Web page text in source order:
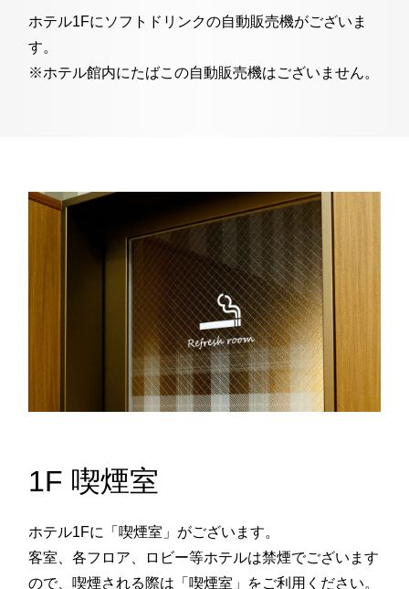
ホテル1Fにソフトドリンクの自動販売機がございま
す。
※ホテル館内にたばこの自動販売機はございません。
1F 喫煙室
ホテル1Fに「喫煙室」がございます。
客室、各フロア、ロビー等ホテルは禁煙でございます
ので、喫煙される際は「喫煙室」をご利用ください。